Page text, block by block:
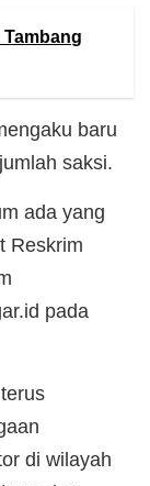
baru
saksi.
ada yang
Reskrim
pada
di wilayah